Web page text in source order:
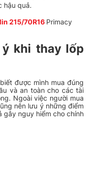
hậu quả.
215/70R16 Primacy
khi thay lốp
được mình mua đúng
và an toàn cho các tài
Ngoài việc người mua
nên lưu ý những điểm
gây nguy hiểm cho chính